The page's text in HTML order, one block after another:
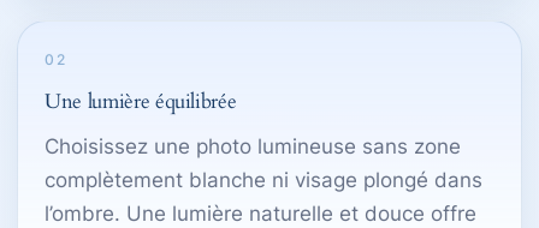
02
Une lumière équilibrée
Choisissez une photo lumineuse sans zone
complètement blanche ni visage plongé dans
l’ombre. Une lumière naturelle et douce offre